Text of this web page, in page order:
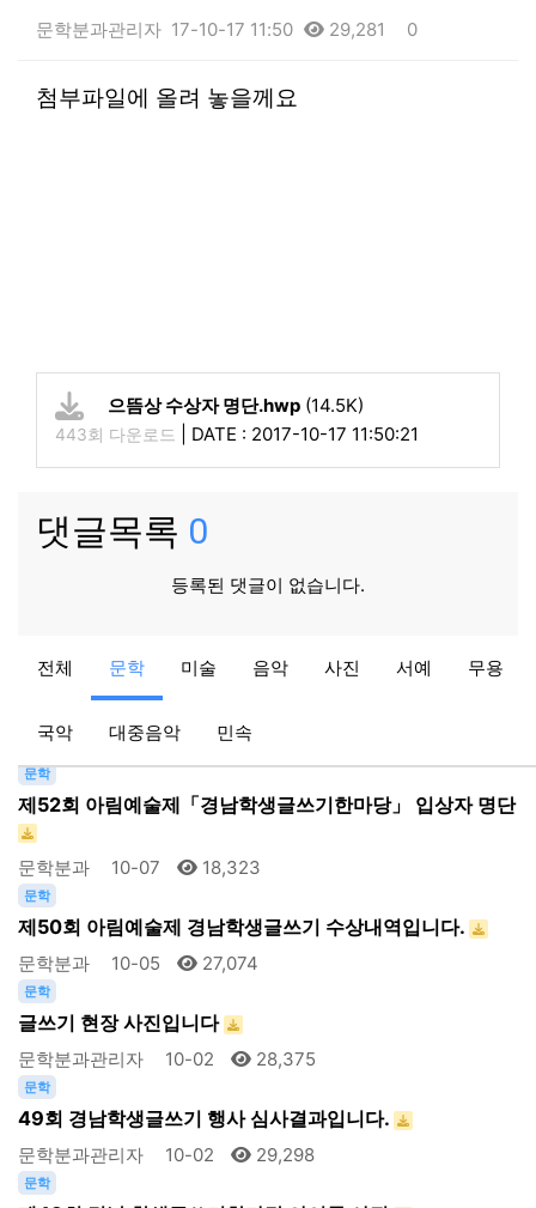
문학분과관리자 17-10-17 11:50 29,281 0
본문
첨부파일에 올려 놓을께요
으뜸상 수상자 명단.hwp (14.5K)
443회 다운로드 DATE : 2017-10-17 11:50:21
댓글목록 0
등록된 댓글이 없습니다.
전체 문학 미술 음악 사진 서예 무용
국악 대중음악 민속
제53회 아림예술제「경남학생글쓰기한마당」 입상자 명단
문학분과 09-29 16,014
문학
제52회 아림예술제「경남학생글쓰기한마당」 입상자 명단
문학분과 10-07 18,323
문학
제50회 아림예술제 경남학생글쓰기 수상내역입니다.
문학분과 10-05 27,074
문학
글쓰기 현장 사진입니다
문학분과관리자 10-02 28,375
문학
49회 경남학생글쓰기 행사 심사결과입니다.
문학분과관리자 10-02 29,298
문학